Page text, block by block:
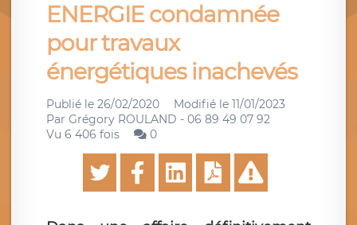
ENERGIE condamnée
pour travaux
énergétiques inachevés
Publié le 26/02/2020 Modifié le 11/01/2023
Par Grégory ROULAND - 06 89 49 07 92
Vu 6 406 fois
0